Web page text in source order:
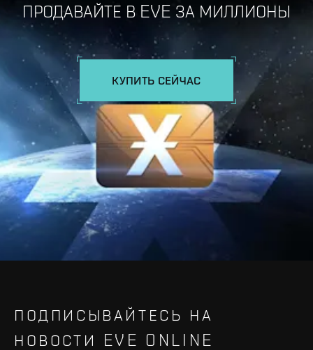
ПРОДАВАЙТЕ В EVE ЗА МИЛЛИОНЫ
КУПИТЬ СЕЙЧАС
ПОДПИСЫВАЙТЕСЬ НА
НОВОСТИ EVE ONLINE